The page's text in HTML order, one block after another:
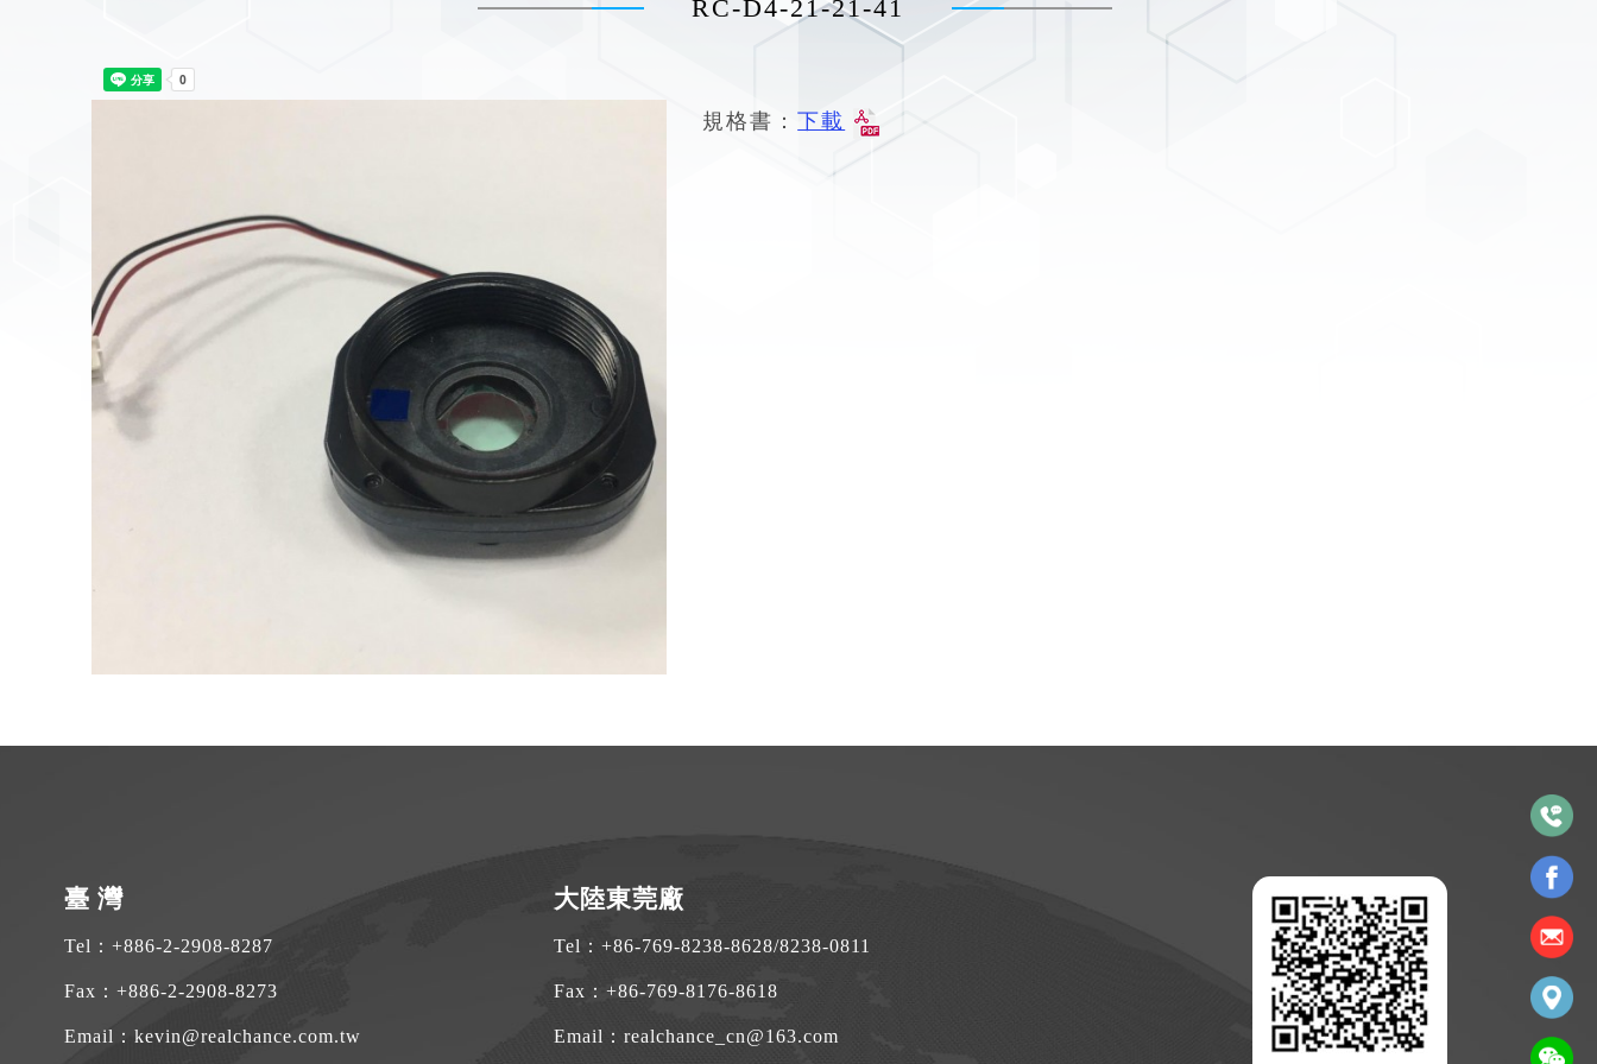
RC-D4-21-21-41
規格書：下載
臺 灣
Tel： +886-2-2908-8287
Fax：+886-2-2908-8273
Email： kevin@realchance.com.tw
大陸東莞廠
Tel： +86-769-8238-8628/8238-0811
Fax：+86-769-8176-8618
Email： realchance_cn@163.com